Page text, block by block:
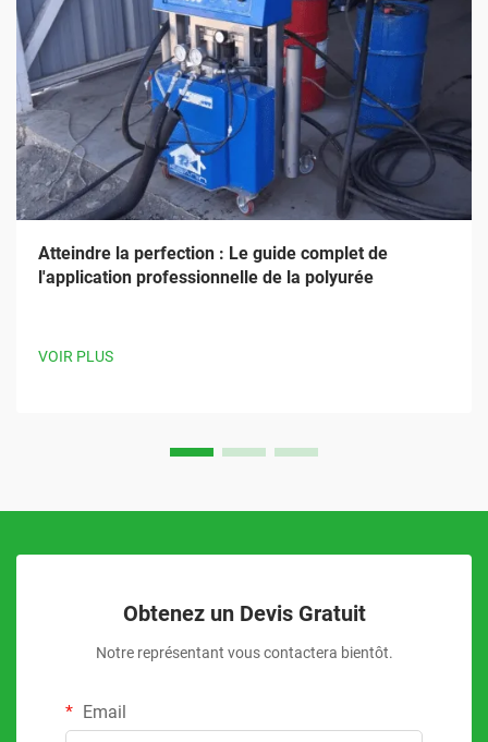
Atteindre la perfection : Le guide complet de
l'application professionnelle de la polyurée
VOIR PLUS
Obtenez un Devis Gratuit
Notre représentant vous contactera bientôt.
Email